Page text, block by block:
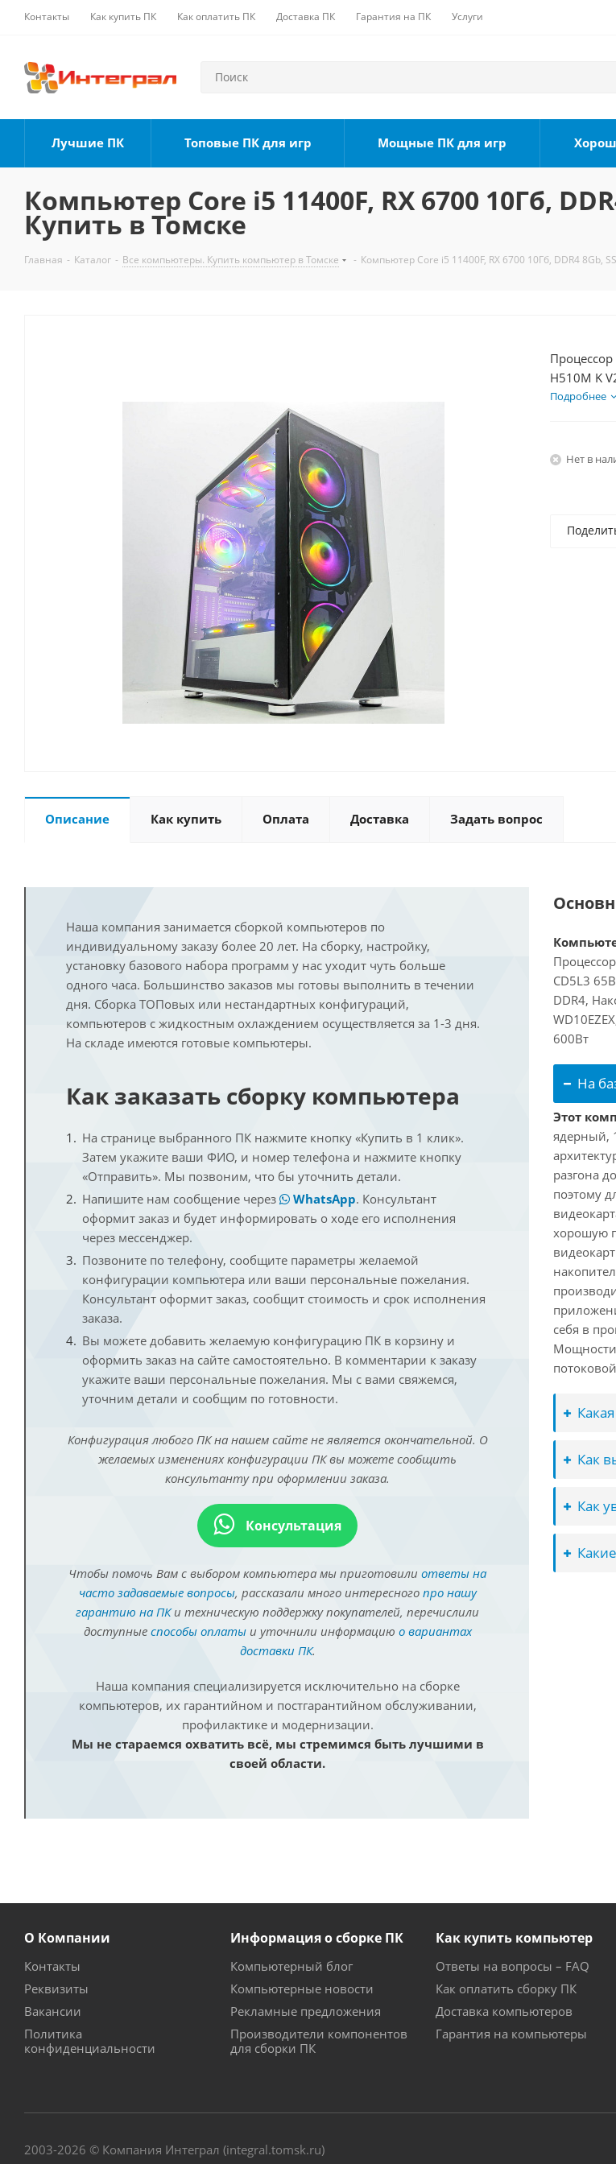
Контакты Как купить ПК Как оплатить ПК Доставка ПК Гарантия на ПК Услуги
Лучшие ПК Топовые ПК для игр Мощные ПК для игр
Компьютер Core i5 11400F, RX 6700 10Гб,
Купить в Томске
Главная - Каталог - Все компьютеры. Купить компьютер в Томске - Компьютер Core i5 11400F, RX 6700 10Гб, DDR4 8Gb,
H510M K
HDD 1Тб,
Подробнее
Нет в
Описание Как купить Оплата Доставка Задать вопрос
Наша компания занимается сборкой компьютеров по
индивидуальному заказу более 20 лет. На сборку, настройку,
установку базового набора программ у нас уходит чуть больше
одного часа. Большинство заказов мы готовы выполнить в течении
дня. Сборка ТОПовых или нестандартных конфигураций,
компьютеров с жидкостным охлаждением осуществляется за 1-3 дня.
На складе имеются готовые компьютеры.
Как заказать сборку компьютера
На странице выбранного ПК нажмите кнопку «Купить в 1 клик».
Затем укажите ваши ФИО, и номер телефона и нажмите кнопку
«Отправить». Мы позвоним, что бы уточнить детали.
Напишите нам сообщение через
WhatsApp. Консультант
оформит заказ и будет информировать о ходе его исполнения
через мессенджер.
Позвоните по телефону, сообщите параметры желаемой
конфигурации компьютера или ваши персональные пожелания.
Консультант оформит заказ, сообщит стоимость и срок исполнения
заказа.
Вы можете добавить желаемую конфигурацию ПК в корзину и
оформить заказ на сайте самостоятельно. В комментарии к заказу
укажите ваши персональные пожелания. Мы с вами свяжемся,
уточним детали и сообщим по готовности.
Конфигурация любого ПК на нашем сайте не является окончательной. О
желаемых изменениях конфигурации ПК вы можете сообщить
консультанту при оформлении заказа.
Консультация
Чтобы помочь Вам с выбором компьютера мы приготовили ответы на
часто задаваемые вопросы, рассказали много интересного про нашу
гарантию на ПКи техническую поддержку покупателей, перечислили
доступные способы оплатыи уточнили информацию о вариантах
доставки ПК.
Наша компания специализируется исключительно на сборке
компьютеров, их гарантийном и постгарантийном обслуживании,
профилактике и модернизации.
Мы не стараемся охватить всё, мы стремимся быть лучшими в
своей области.
CD5L3
DDR4,
600Вт
На
Этот
ядерный,
разгона
поэтому
хорошую
себя в
Мощности
Как
Как
О Компании
Контакты
Реквизиты
Вакансии
Политика
конфиденциальности
Информация о сборке ПК
Компьютерный блог
Компьютерные новости
Рекламные предложения
Производители компонентов
для сборки ПК
Как купить компьютер
Ответы на вопросы – FAQ
Как оплатить сборку ПК
Доставка компьютеров
Гарантия на компьютеры
2003-2026 © Компания Интеграл (integral.tomsk.ru)